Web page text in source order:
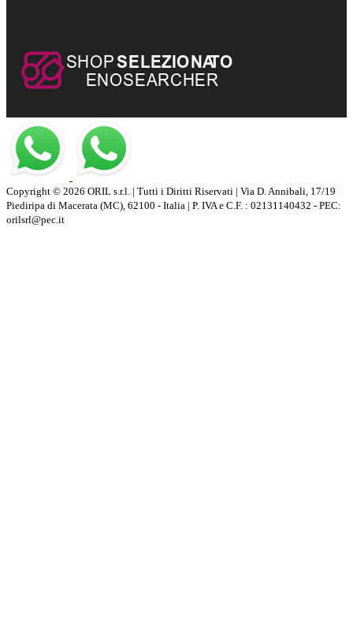
Copyright © 2026 ORIL s.r.l. | Tutti i Diritti Riservati | Via D. Annibali, 17/19
Piediripa di Macerata (MC), 62100 - Italia | P. IVA e C.F. : 02131140432 - PEC:
orilsrl@pec.it